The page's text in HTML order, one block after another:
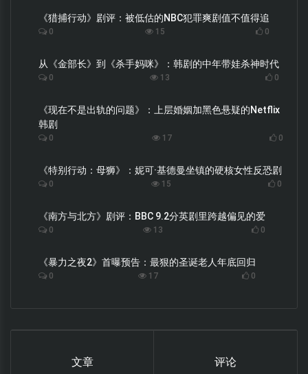
《猎捕行动》剧评：被低估的NBC犯罪爽剧值不值得追
0 15 0
从《金部长》到《杀手妈咪》：韩剧的中年带娃杀神时代
0 13 0
《现在不是出轨的问题》：上层婚姻加黑色悬疑的Netflix
韩剧
0 17 0
《特别行动：母狮》：妮可·基德曼坐镇的硬核女性反恐剧
0 15 0
《南方与北方》剧评：BBC 9.2分英剧里跨越偏见的爱
0 13 0
《暴力之夜2》首曝预告：最狠的圣诞老人年底回归
0 17 0
文章
评论